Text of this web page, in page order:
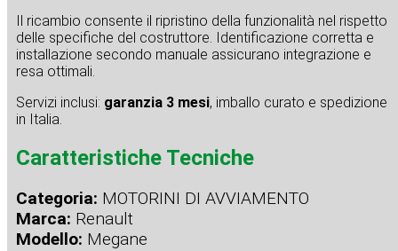
Il ricambio consente il ripristino della funzionalità nel rispetto
delle specifiche del costruttore. Identificazione corretta e
installazione secondo manuale assicurano integrazione e
resa ottimali.
Servizi inclusi: garanzia 3 mesi, imballo curato e spedizione
in Italia.
Caratteristiche Tecniche
Categoria: MOTORINI DI AVVIAMENTO
Marca: Renault
Modello: Megane